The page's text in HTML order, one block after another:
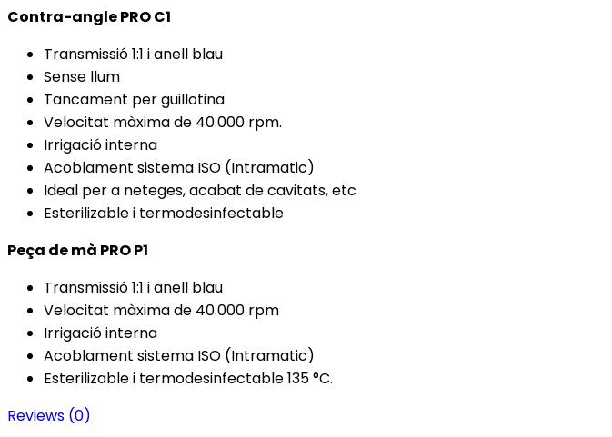
Contra-angle PRO C1
Transmissió 1:1 i anell blau
Sense llum
Tancament per guillotina
Velocitat màxima de 40.000 rpm.
Irrigació interna
Acoblament sistema ISO (Intramatic)
Ideal per a neteges, acabat de cavitats, etc
Esterilizable i termodesinfectable
Peça de mà PRO P1
Transmissió 1:1 i anell blau
Velocitat màxima de 40.000 rpm
Irrigació interna
Acoblament sistema ISO (Intramatic)
Esterilizable i termodesinfectable 135 °C.
Reviews (0)